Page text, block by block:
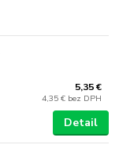
5,35 €
4,35 € bez DPH
Detail